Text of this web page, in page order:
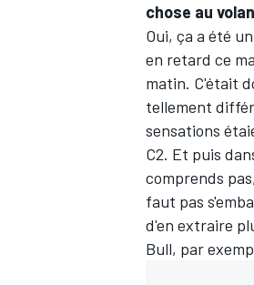
chose au
Oui, ça a été
en retard ce
matin. C'était
tellement
sensations
C2. Et puis
comprends
faut pas
d'en extraire
Bull, par